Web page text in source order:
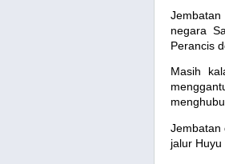
negara
Perancis
Masih
Jembatan
jalur Huyu